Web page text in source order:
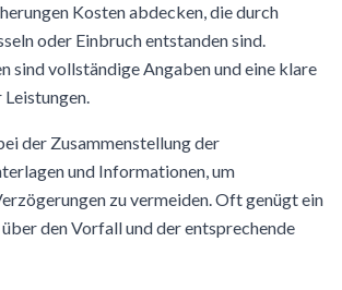
Kosten abdecken, die durch
oder Einbruch entstanden sind.
sind vollständige Angaben und eine klare
der Zusammenstellung der
und Informationen, um
zu vermeiden. Oft genügt ein
den Vorfall und der entsprechende